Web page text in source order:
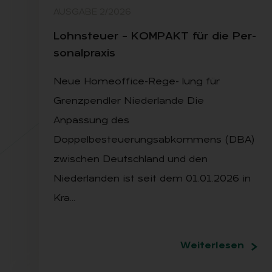
Lohn­steu­er – KOM­PAKT für die Per­
so­nal­pra­xis
Neue Homeoffice-Rege- lung für
Grenzpendler Niederlande Die
Anpassung des
Doppelbesteuerungsabkommens (DBA)
zwischen Deutschland und den
Niederlanden ist seit dem 01.01.2026 in
Kra…
Weiterlesen